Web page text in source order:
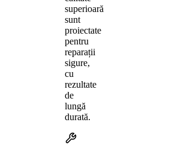
superioară
sunt
proiectate
pentru
reparații
sigure,
cu
rezultate
de
lungă
durată.